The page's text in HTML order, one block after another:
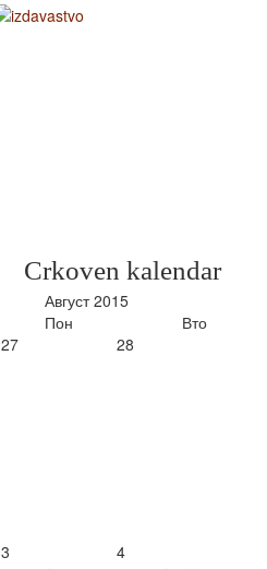
Crkoven kalendar
Август 2015
Пон
Вто
27
28
3
4